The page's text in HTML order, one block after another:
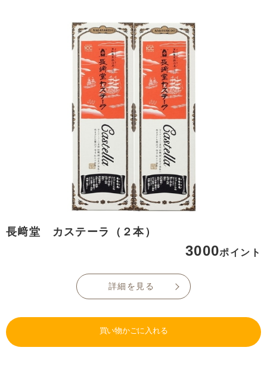
長﨑堂 カステーラ（２本）
3000ポイント
詳細を見る
買い物かごに入れる